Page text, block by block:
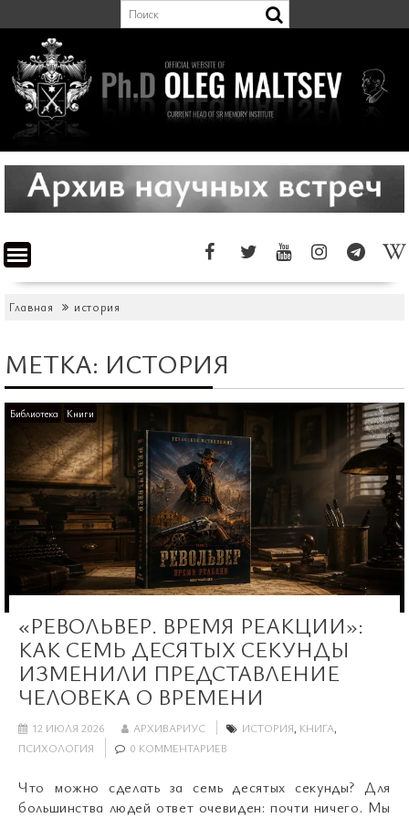
к
содержимому
Главная история
МЕТКА: ИСТОРИЯ
Библиотека Книги
«РЕВОЛЬВЕР. ВРЕМЯ РЕАКЦИИ»:
КАК СЕМЬ ДЕСЯТЫХ СЕКУНДЫ
ИЗМЕНИЛИ ПРЕДСТАВЛЕНИЕ
ЧЕЛОВЕКА О ВРЕМЕНИ
12 ИЮЛЯ 2026 АРХИВАРИУС ИСТОРИЯ, КНИГА,
ПСИХОЛОГИЯ
0 КОММЕНТАРИЕВ
Что можно сделать за семь десятых секунды? Для
большинства людей ответ очевиден: почти ничего. Мы